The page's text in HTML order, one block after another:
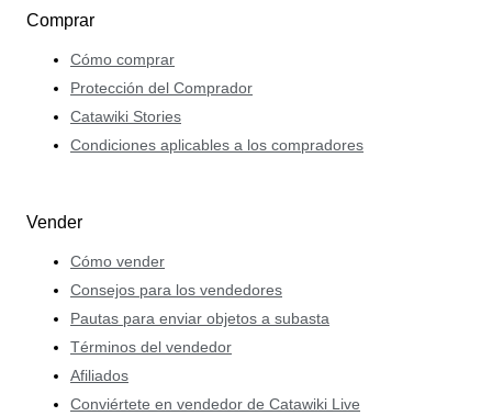
Comprar
Cómo comprar
Protección del Comprador
Catawiki Stories
Condiciones aplicables a los compradores
Vender
Cómo vender
Consejos para los vendedores
Pautas para enviar objetos a subasta
Términos del vendedor
Afiliados
Conviértete en vendedor de Catawiki Live